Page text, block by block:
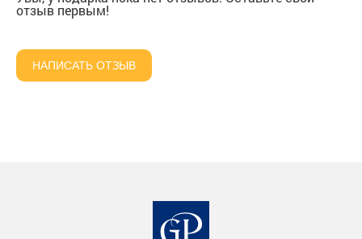
отзыв первым!
НАПИСАТЬ ОТЗЫВ